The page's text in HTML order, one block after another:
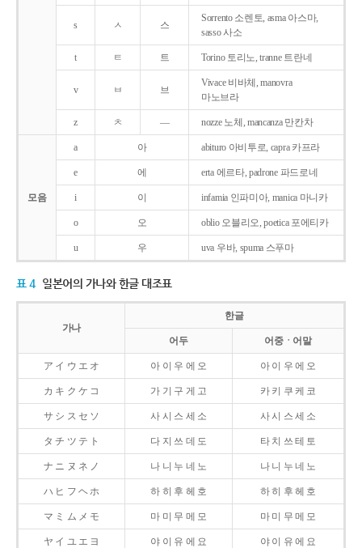
s ㅅ 스
Sorrento 소렌토, asma 아스마,
sasso 사소
t ㅌ 트 Torino 토리노, tranne 트란네
v ㅂ 브
Vivace 비바체, manovra
마노브라
z ㅊ ― nozze 노체, mancanza 만칸차
모음
a 아 abituro 아비투로, capra 카프라
e 에 erta 에르타, padrone 파드로네
i 이 infamia 인파미아, manica 마니카
o 오 oblio 오블리오, poetica 포에티카
u 우 uva 우바, spuma 스푸마
표 4 일본어의 가나와 한글 대조표
가나
한글
어두 어중ㆍ어말
ア イ ウ エ オ 아 이 우 에 오 아 이 우 에 오
カ キ ク ケ コ 가 기 구 게 고 카 키 쿠 케 코
サ シ ス セ ソ 사 시 스 세 소 사 시 스 세 소
タ チ ツ テ ト 다 지 쓰 데 도 타 치 쓰 테 토
ナ ニ ヌ ネ ノ 나 니 누 네 노 나 니 누 네 노
ハ ヒ フ ヘ ホ 하 히 후 헤 호 하 히 후 헤 호
マ ミ ム メ モ 마 미 무 메 모 마 미 무 메 모
ヤ イ ユ エ ヨ 야 이 유 에 요 야 이 유 에 요